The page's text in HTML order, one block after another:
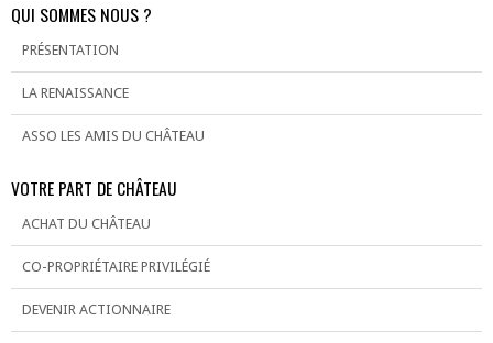
QUI SOMMES NOUS ?
PRÉSENTATION
LA RENAISSANCE
ASSO LES AMIS DU CHÂTEAU
VOTRE PART DE CHÂTEAU
ACHAT DU CHÂTEAU
CO-PROPRIÉTAIRE PRIVILÉGIÉ
DEVENIR ACTIONNAIRE